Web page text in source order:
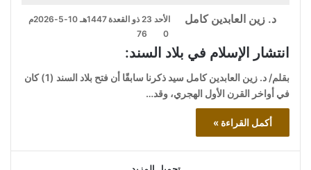
د. زين العابدين كامل
الأحد 23 ذو القعدة 1447هـ 10-5-2026م
0
76
انتشار الإسلام في بلاد السند:
بقلم/ د. زين العابدين كامل سيد ذكرنا سابقًا أن فتح بلاد السند (1) كان
في أواخر القرن الأول الهجري، وقد…
أكمل القراءة »